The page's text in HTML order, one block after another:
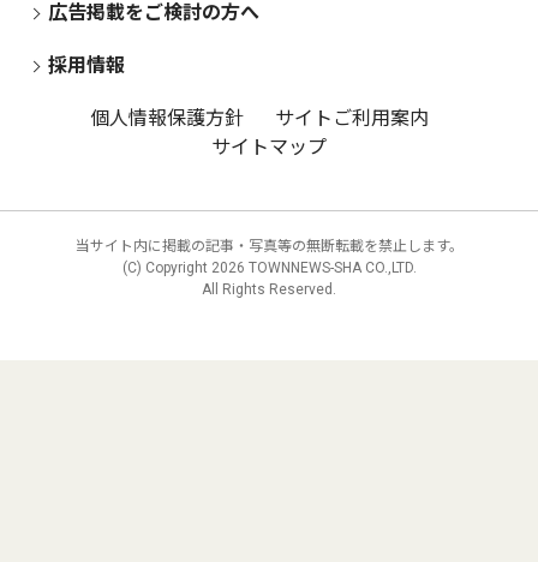
広告掲載をご検討の方へ
採用情報
個人情報保護方針
サイトご利用案内
サイトマップ
当サイト内に掲載の記事・写真等の無断転載を禁止します。
(C) Copyright 2026 TOWNNEWS-SHA CO.,LTD.
All Rights Reserved.